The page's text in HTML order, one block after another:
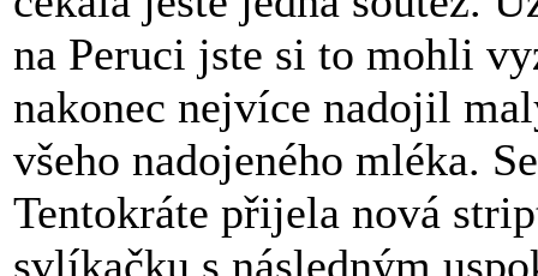
na Peruci jste si to mohli
nakonec nejvíce nadojil
všeho nadojeného mléka.
Tentokráte přijela nová
svlíkačku s následným